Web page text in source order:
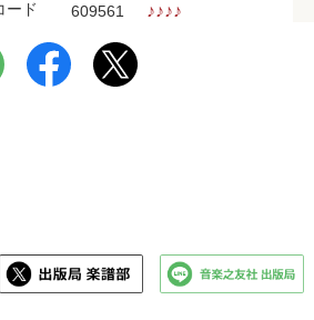
ード
609561 ♪♪♪♪